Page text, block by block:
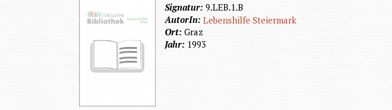
Signatur:9.LEB.1.B
AutorIn:Lebenshilfe Steiermark
Ort:Graz
Jahr: 1993